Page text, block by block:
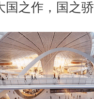
国之作，国之骄